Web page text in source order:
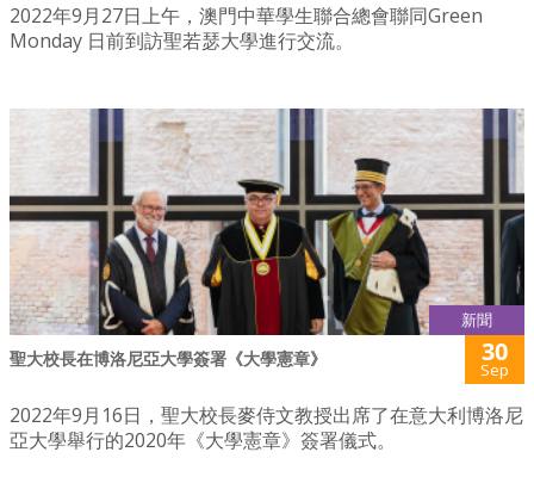
2022年9月27日上午，澳門中華學生聯合總會聯同Green
Monday 日前到訪聖若瑟大學進行交流。
新聞
聖大校長在博洛尼亞大學簽署《大學憲章》 30
Sep
2022年9月16日，聖大校長麥侍文教授出席了在意大利博洛尼
亞大學舉行的2020年《大學憲章》簽署儀式。